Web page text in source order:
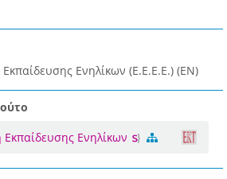
Ενηλίκων (Ε.Ε.Ε.Ε.) (EN)
Ενηλίκων